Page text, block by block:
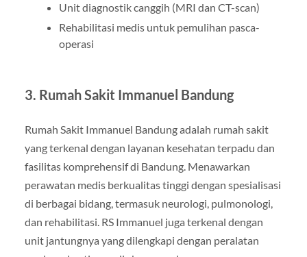
Unit diagnostik canggih (MRI dan CT-scan)
Rehabilitasi medis untuk pemulihan pasca-
operasi
3. Rumah Sakit Immanuel Bandung
Rumah Sakit Immanuel Bandung adalah rumah sakit
yang terkenal dengan layanan kesehatan terpadu dan
fasilitas komprehensif di Bandung. Menawarkan
perawatan medis berkualitas tinggi dengan spesialisasi
di berbagai bidang, termasuk neurologi, pulmonologi,
dan rehabilitasi. RS Immanuel juga terkenal dengan
unit jantungnya yang dilengkapi dengan peralatan